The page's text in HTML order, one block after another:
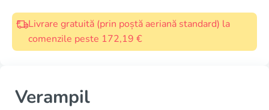
Livrare gratuită (prin poștă aeriană standard) la
comenzile peste 172,19 €
Verampil